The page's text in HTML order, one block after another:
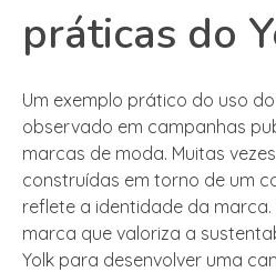
práticas do
Um exemplo prático do uso
observado em campanhas
marcas de moda. Muitas
construídas em torno de um
reflete a identidade da marca.
marca que valoriza a
Yolk para desenvolver uma